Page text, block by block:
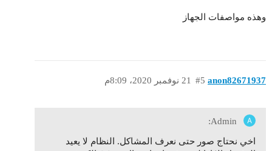
وهذه مواصفات الجهاز
anon82671937 21 نوفمبر 2020، 8:09م #5
اخي نحتاج صور حتى نعرف المشاكل. النظام لا يعيد